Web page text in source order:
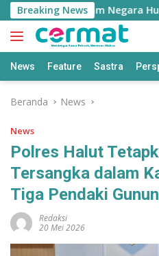
Langsung
ke
konten
Breaking News
Keadilan dalam Negara Hukum
News Feature Sastra
Beranda News
News
Polres Halut
Tersangka dalam
Tiga Pendaki
Redaksi
20 Mei 2026